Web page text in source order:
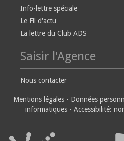
Info-lettre spéciale
Le Fil d'actu
La lettre du Club ADS
Saisir l'Agence
Nous contacter
Mentions légales - Données
informatiques - Accessibilité: